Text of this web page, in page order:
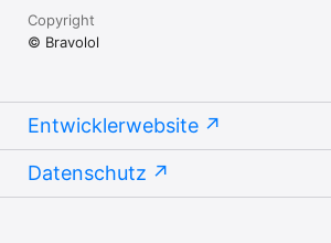
Copyright
© Bravolol
Entwicklerwebsite
Datenschutz